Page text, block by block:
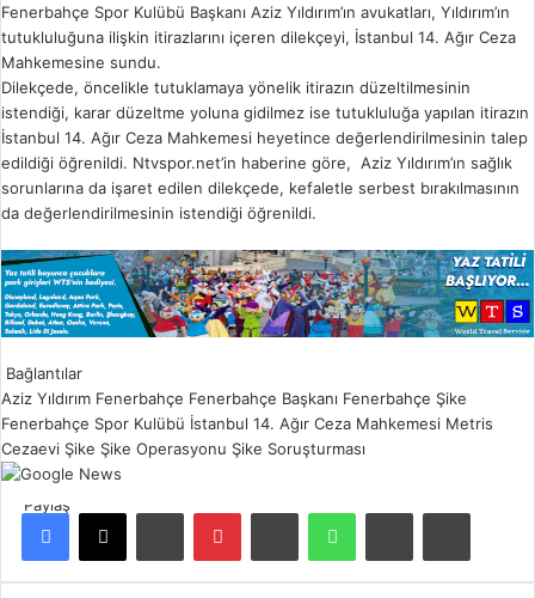
Fenerbahçe Spor Kulübü Başkanı Aziz Yıldırım’ın avukatları, Yıldırım’ın
tutukluluğuna ilişkin itirazlarını içeren dilekçeyi, İstanbul 14. Ağır Ceza
Mahkemesine sundu.
Dilekçede, öncelikle tutuklamaya yönelik itirazın düzeltilmesinin
istendiği, karar düzeltme yoluna gidilmez ise tutukluluğa yapılan itirazın
İstanbul 14. Ağır Ceza Mahkemesi heyetince değerlendirilmesinin talep
edildiği öğrenildi. Ntvspor.net’in haberine göre, Aziz Yıldırım’ın sağlık
sorunlarına da işaret edilen dilekçede, kefaletle serbest bırakılmasının
da değerlendirilmesinin istendiği öğrenildi.
Bağlantılar
Aziz Yıldırım Fenerbahçe Fenerbahçe Başkanı Fenerbahçe Şike
Fenerbahçe Spor Kulübü İstanbul 14. Ağır Ceza Mahkemesi Metris
Cezaevi Şike Şike Operasyonu Şike Soruşturması
Paylaş